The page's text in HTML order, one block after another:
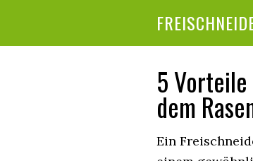
5
dem
Ein